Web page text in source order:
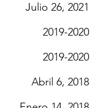
Julio 26, 2021
2019-2020
2019-2020
Abril 6, 2018